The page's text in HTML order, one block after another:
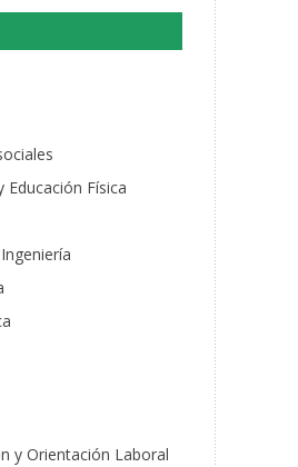
Educación Física
y Orientación Laboral